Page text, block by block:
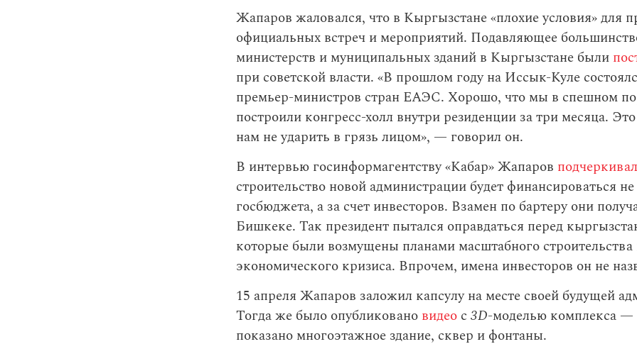
Жапаров жаловался, что в Кыргызстане «плохие условия» для
официальных встреч и мероприятий. Подавляющее
министерств и муниципальных зданий в Кыргызстане были
при советской власти. «В прошлом году на Иссык-Куле
премьер-министров стран ЕАЭС. Хорошо, что мы в спешном
построили конгресс-холл внутри резиденции за три месяца.
нам не ударить в грязь лицом», — говорил он.
В интервью госинформагентству «Кабар» Жапаров подчеркивал
строительство новой администрации будет финансироваться
госбюджета, а за счет инвесторов. Взамен по бартеру они
Бишкеке. Так президент пытался оправдаться перед
которые были возмущены планами масштабного строительства
экономического кризиса. Впрочем, имена инвесторов он не
15 апреля Жапаров заложил капсулу на месте своей будущей
Тогда же было опубликовано видео с 3D-моделью комплекса —
показано многоэтажное здание, сквер и фонтаны.